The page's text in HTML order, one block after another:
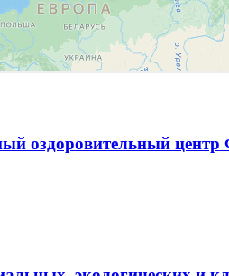
оздоровительный